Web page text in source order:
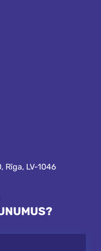
Rīga, LV-1046